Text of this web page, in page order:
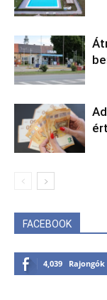
FACEBOOK
4,039 Rajongók